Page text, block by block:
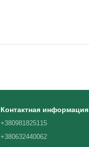
Контактная информация
+380981825115
+380632440062